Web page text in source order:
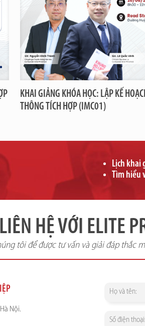
KHAI GIẢNG KHÓA HỌC: LẬP KẾ
THÔNG TÍCH HỢP (IMC01)
Lịch khai
Tìm hiểu
LIÊN HỆ VỚI ELITE
tôi để được tư vấn và giải đáp thắc
Nội.